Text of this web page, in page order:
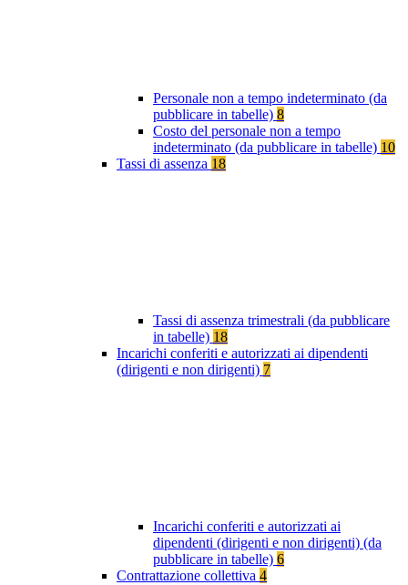
Personale non a tempo indeterminato (da
pubblicare in tabelle) 8
Costo del personale non a tempo
indeterminato (da pubblicare in tabelle) 10
Tassi di assenza 18
Tassi di assenza trimestrali (da pubblicare
in tabelle) 18
Incarichi conferiti e autorizzati ai dipendenti
(dirigenti e non dirigenti) 7
Incarichi conferiti e autorizzati ai
dipendenti (dirigenti e non dirigenti) (da
pubblicare in tabelle) 6
Contrattazione collettiva 4